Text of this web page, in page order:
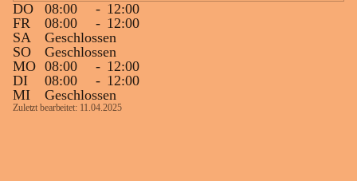
DO
08:00 - 12:00
FR
08:00 - 12:00
SA
Geschlossen
SO
Geschlossen
MO 08:00 - 12:00
DI
08:00 - 12:00
MI
Geschlossen
Zuletzt bearbeitet: 11.04.2025